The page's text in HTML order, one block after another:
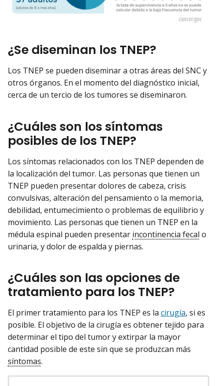
¿Se diseminan los TNEP?
Los TNEP se pueden diseminar a otras áreas del SNC y
otros órganos. En el momento del diagnóstico inicial,
cerca de un tercio de los tumores se diseminaron.
¿Cuáles son los síntomas
posibles de los TNEP?
Los síntomas relacionados con los TNEP dependen de
la localización del tumor. Las personas que tienen un
TNEP pueden presentar dolores de cabeza, crisis
convulsivas, alteración del pensamiento o la memoria,
debilidad, entumecimiento o problemas de equilibrio y
movimiento. Las personas que tienen un TNEP en la
médula espinal pueden presentar incontinencia fecal o
urinaria, y dolor de espalda y piernas.
¿Cuáles son las opciones de
tratamiento para los TNEP?
El primer tratamiento para los TNEP es la cirugía, si es
posible. El objetivo de la cirugía es obtener tejido para
determinar el tipo del tumor y extirpar la mayor
cantidad posible de este sin que se produzcan más
síntomas.